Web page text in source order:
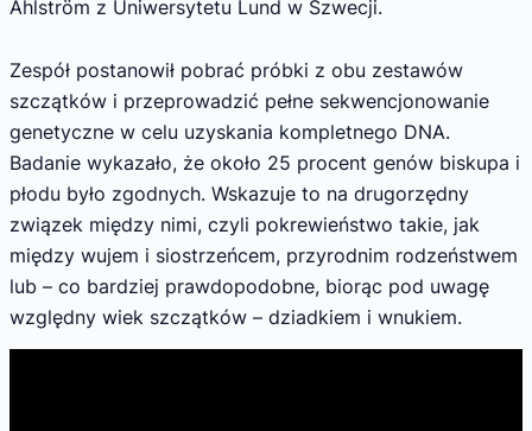
Ahlström z Uniwersytetu Lund w Szwecji.
Zespół postanowił pobrać próbki z obu zestawów
szczątków i przeprowadzić pełne sekwencjonowanie
genetyczne w celu uzyskania kompletnego DNA.
Badanie wykazało, że około 25 procent genów biskupa i
płodu było zgodnych. Wskazuje to na drugorzędny
związek między nimi, czyli pokrewieństwo takie, jak
między wujem i siostrzeńcem, przyrodnim rodzeństwem
lub – co bardziej prawdopodobne, biorąc pod uwagę
względny wiek szczątków – dziadkiem i wnukiem.